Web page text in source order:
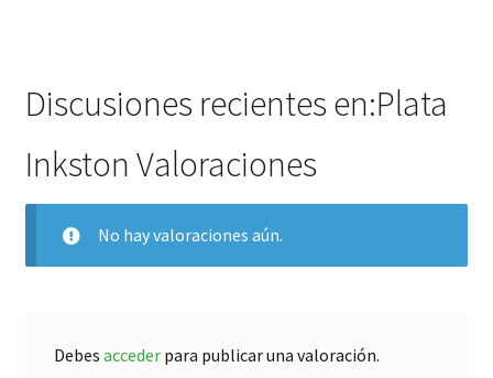
Discusiones recientes en:Plata
Inkston Valoraciones
No hay valoraciones aún.
Debes accederpara publicar una valoración.